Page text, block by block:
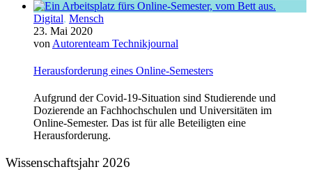
Digital, Mensch
23. Mai 2020
von Autorenteam Technikjournal
Herausforderung eines Online-Semesters
Aufgrund der Covid-19-Situation sind Studierende und
Dozierende an Fachhochschulen und Universitäten im
Online-Semester. Das ist für alle Beteiligten eine
Herausforderung.
Wissenschaftsjahr 2026